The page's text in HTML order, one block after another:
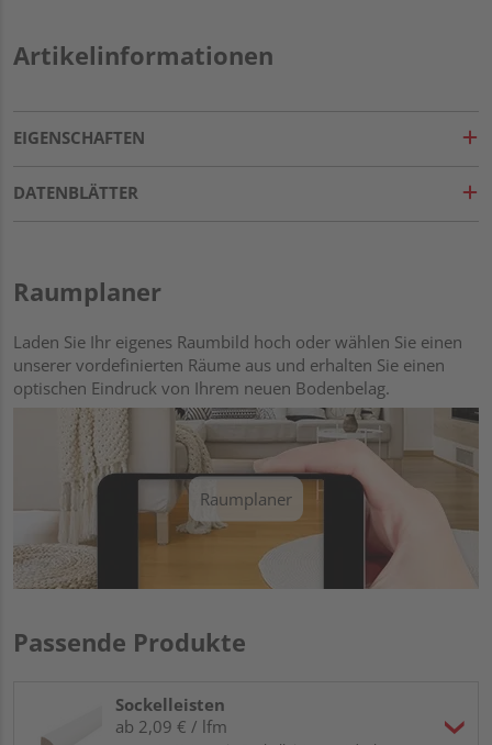
Artikelinformationen
EIGENSCHAFTEN
DATENBLÄTTER
Raumplaner
Laden Sie Ihr eigenes Raumbild hoch oder wählen Sie einen
unserer vordefinierten Räume aus und erhalten Sie einen
optischen Eindruck von Ihrem neuen Bodenbelag.
Raumplaner
Passende Produkte
Sockelleisten
ab 2,09 € / lfm